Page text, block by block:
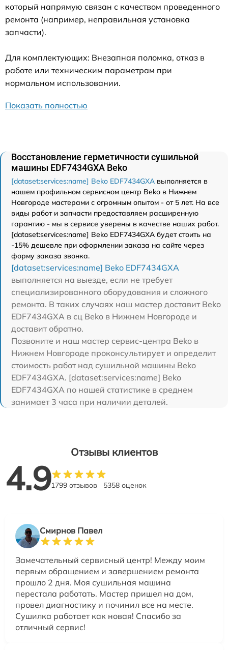
который напрямую связан с качеством проведенного
ремонта (например, неправильная установка
запчасти).
Для комплектующих: Внезапная поломка, отказ в
работе или техническим параметрам при
нормальном использовании.
Показать полностью
Восстановление герметичности сушильной
машины EDF7434GXA Beko
[dataset:services:name] Beko EDF7434GXA выполняется в
нашем профильном сервисном центр Beko в Нижнем
Новгороде мастерами с огромным опытом - от 5 лет. На все
виды работ и запчасти предоставляем расширенную
гарантию - мы в сервисе уверены в качестве наших работ.
[dataset:services:name] Beko EDF7434GXA будет стоить на
-15% дешевле при оформлении заказа на сайте через
форму заказа звонка.
[dataset:services:name] Beko EDF7434GXA
выполняется на выезде, если не требует
специализированного оборудования и сложного
ремонта. В таких случаях наш мастер доставит Beko
EDF7434GXA в сц Beko в Нижнем Новгороде и
доставит обратно.
Позвоните и наш мастер сервис-центра Beko в
Нижнем Новгороде проконсультирует и определит
стоимость работ над сушильной машины Beko
EDF7434GXA. [dataset:services:name] Beko
EDF7434GXA по нашей статистике в среднем
занимает 3 часа при наличии деталей.
Отзывы клиентов
4.91799 отзывов 5358 оценок
Смирнов Павел
Замечательный сервисный центр! Между моим
первым обращением и завершением ремонта
прошло 2 дня. Моя сушильная машина
перестала работать. Мастер пришел на дом,
провел диагностику и починил все на месте.
Сушилка работает как новая! Спасибо за
отличный сервис!